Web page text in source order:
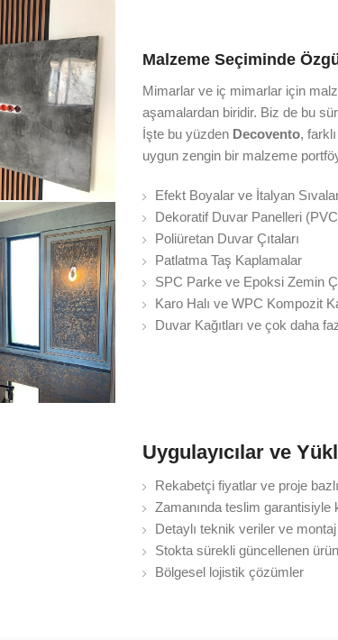
Malzeme Seçiminde
Mimarlar ve iç mimarlar için
aşamalardan biridir. Biz de bu
İşte bu yüzden Decovento,
uygun zengin bir malzeme
Efekt Boyalar ve İtalyan
Dekoratif Duvar Panelleri
Poliüretan Duvar Çıtaları
Patlatma Taş Kaplamalar
SPC Parke ve Epoksi Zemin
Karo Halı ve WPC Kompozit
Duvar Kağıtları ve çok daha
Uygulayıcılar ve
Rekabetçi fiyatlar ve proje
Zamanında teslim
Detaylı teknik veriler ve
Stokta sürekli güncellenen
Bölgesel lojistik çözümler